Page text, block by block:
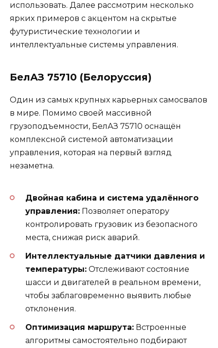
использовать. Далее рассмотрим несколько
ярких примеров с акцентом на скрытые
футуристические технологии и
интеллектуальные системы управления.
БелАЗ 75710 (Белоруссия)
Один из самых крупных карьерных самосвалов
в мире. Помимо своей массивной
грузоподъемности, БелАЗ 75710 оснащён
комплексной системой автоматизации
управления, которая на первый взгляд
незаметна.
Двойная кабина и система удалённого
управления: Позволяет оператору
контролировать грузовик из безопасного
места, снижая риск аварий.
Интеллектуальные датчики давления и
температуры: Отслеживают состояние
шасси и двигателей в реальном времени,
чтобы заблаговременно выявить любые
отклонения.
Оптимизация маршрута: Встроенные
алгоритмы самостоятельно подбирают